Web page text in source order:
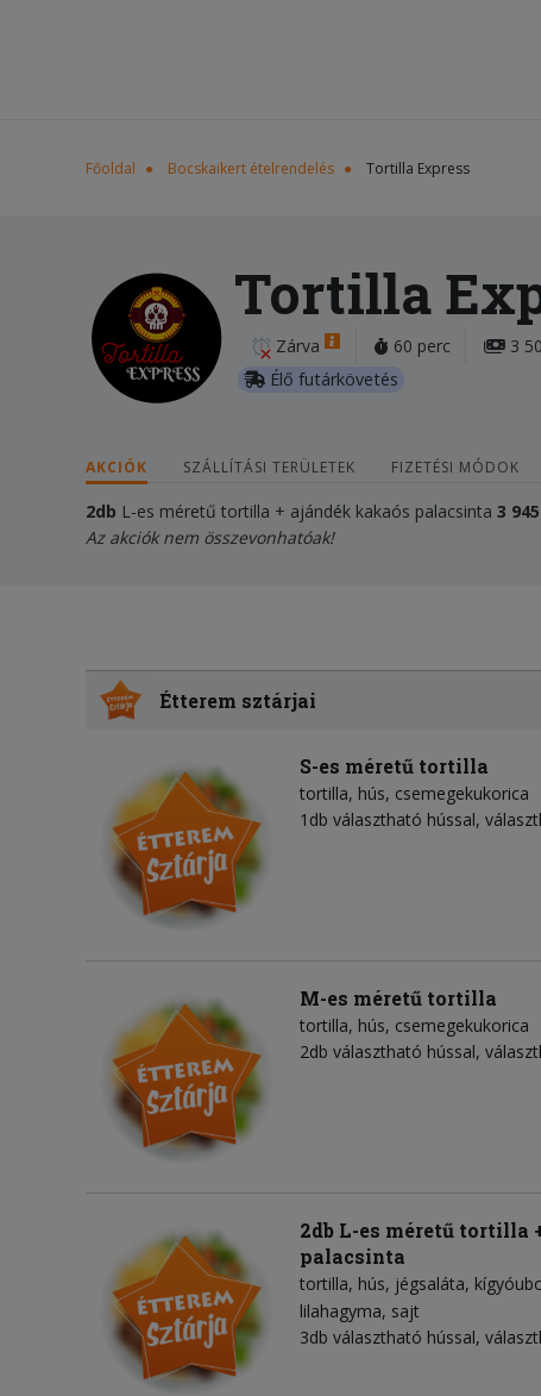
Főoldal Bocskaikert ételrendelés Tortilla Express
Tortilla
Zárva 60 perc
3
Élő futárkövetés
AKCIÓK SZÁLLÍTÁSI TERÜLETEK FIZETÉSI MÓDOK
2db L-es méretű tortilla + ajándék kakaós palacsinta 3
Az akciók nem összevonhatóak!
Étterem sztárjai
S-es méretű tortilla
tortilla hús csemegekukorica
1db választható hússal,
M-es méretű tortilla
tortilla hús csemegekukorica
2db választható hússal,
2db L-es méretű tortilla
palacsinta
tortilla hús jégsaláta
lilahagyma sajt
3db választható hússal,